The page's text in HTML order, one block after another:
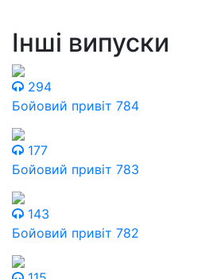
Інші випуски
294
Бойовий привіт 784
177
Бойовий привіт 783
143
Бойовий привіт 782